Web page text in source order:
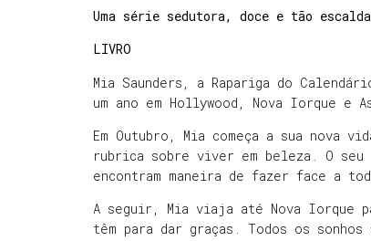
Uma série sedutora, doce e tão
LIVRO
Mia Saunders, a Rapariga do
um ano em Hollywood, Nova Iorque e
Em Outubro, Mia começa a sua nova
rubrica sobre viver em beleza. O
encontram maneira de fazer face a
A seguir, Mia viaja até Nova Iorque
têm para dar graças. Todos os